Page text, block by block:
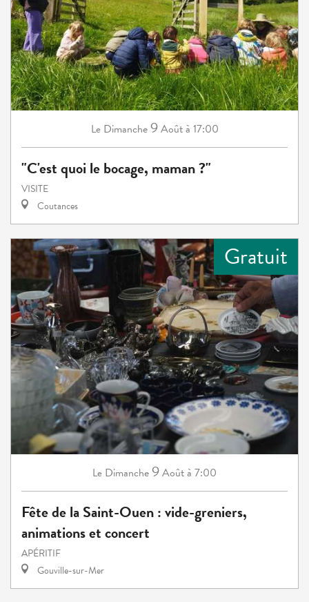
Le Dimanche9Aoûtà 17:00
"C'est quoi le bocage, maman ?"
VISITE
Coutances
Gratuit
Le Dimanche9Aoûtà 7:00
Fête de la Saint-Ouen : vide-greniers,
animations et concert
APÉRITIF
Gouville-sur-Mer